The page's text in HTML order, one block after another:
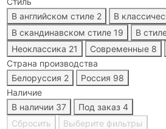
В английском стиле 2 В
В скандинавском стиле 19 В
Неоклассика 21 Современные 8
Страна производства
Белоруссия 2 Россия 98
Наличие
В наличии 37 Под заказ 4
Сбросить
Выберите фильтры